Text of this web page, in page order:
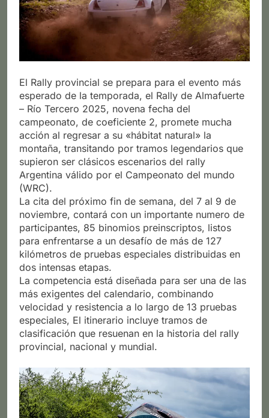
El Rally provincial se prepara para el evento más
esperado de la temporada, el Rally de Almafuerte
– Río Tercero 2025, novena fecha del
campeonato, de coeficiente 2, promete mucha
acción al regresar a su «hábitat natural» la
montaña, transitando por tramos legendarios que
supieron ser clásicos escenarios del rally
Argentina válido por el Campeonato del mundo
(WRC).
La cita del próximo fin de semana, del 7 al 9 de
noviembre, contará con un importante numero de
participantes, 85 binomios preinscriptos, listos
para enfrentarse a un desafío de más de 127
kilómetros de pruebas especiales distribuidas en
dos intensas etapas.
La competencia está diseñada para ser una de las
más exigentes del calendario, combinando
velocidad y resistencia a lo largo de 13 pruebas
especiales, El itinerario incluye tramos de
clasificación que resuenan en la historia del rally
provincial, nacional y mundial.